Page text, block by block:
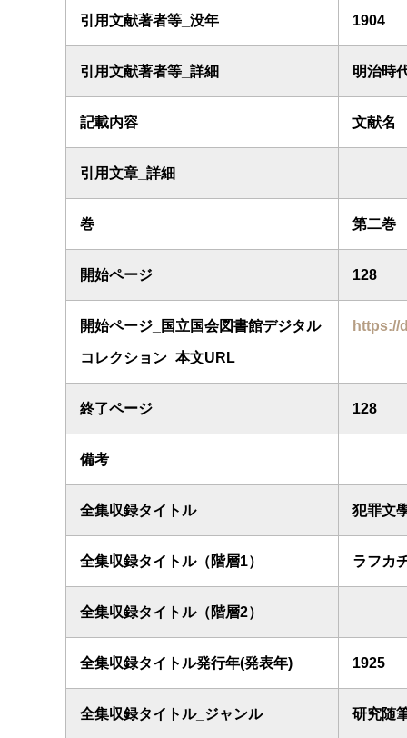
引用文献著者等_没年 1904
引用文献著者等_詳細 明治時
記載内容 文献名
引用文章_詳細
巻 第二巻
開始ページ 128
開始ページ_国立国会図書館デジタル
コレクション_本文URL
https://
終了ページ 128
備考
全集収録タイトル 犯罪文
全集収録タイトル（階層1） ラフカ
全集収録タイトル（階層2）
全集収録タイトル発行年(発表年) 1925
全集収録タイトル_ジャンル 研究随